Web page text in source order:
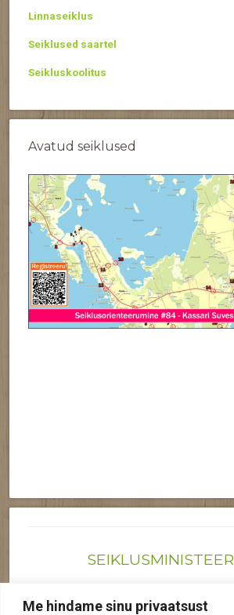
Me hindame sinu privaatsust
Linnaseiklus
Seiklused saartel
Seikluskoolitus
Avatud seiklused
Reg nr: 12041719